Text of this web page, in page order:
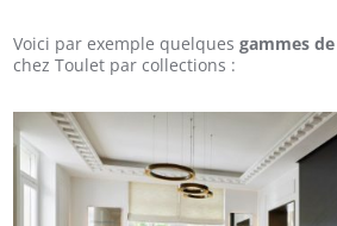
Voici par exemple quelquesgammes
chez Toulet par collections :